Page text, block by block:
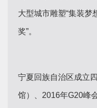
大型城市雕塑“集装梦
奖”。
宁夏回族自治区成立
馆）、2016年G20峰